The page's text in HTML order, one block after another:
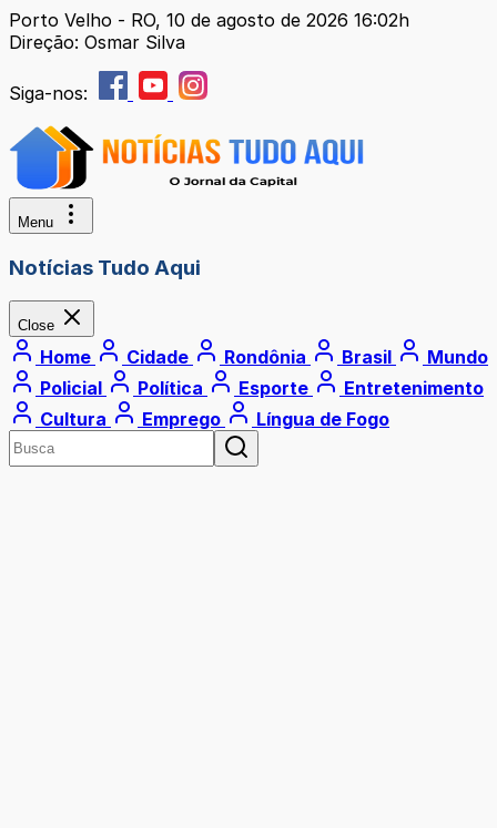
Porto Velho - RO, 10 de agosto de 2026 16:02h
Direção: Osmar Silva
Siga-nos:
Menu
Notícias Tudo Aqui
Close
Home Cidade Rondônia Brasil
Mundo
Policial
Política Esporte
Entretenimento
Cultura
Emprego Língua de Fogo